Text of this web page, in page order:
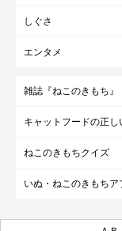
しぐさ
エンタメ
雑誌『ねこのきもち』
キャットフードの正し
ねこのきもちクイズ
いぬ・ねこのきもちア